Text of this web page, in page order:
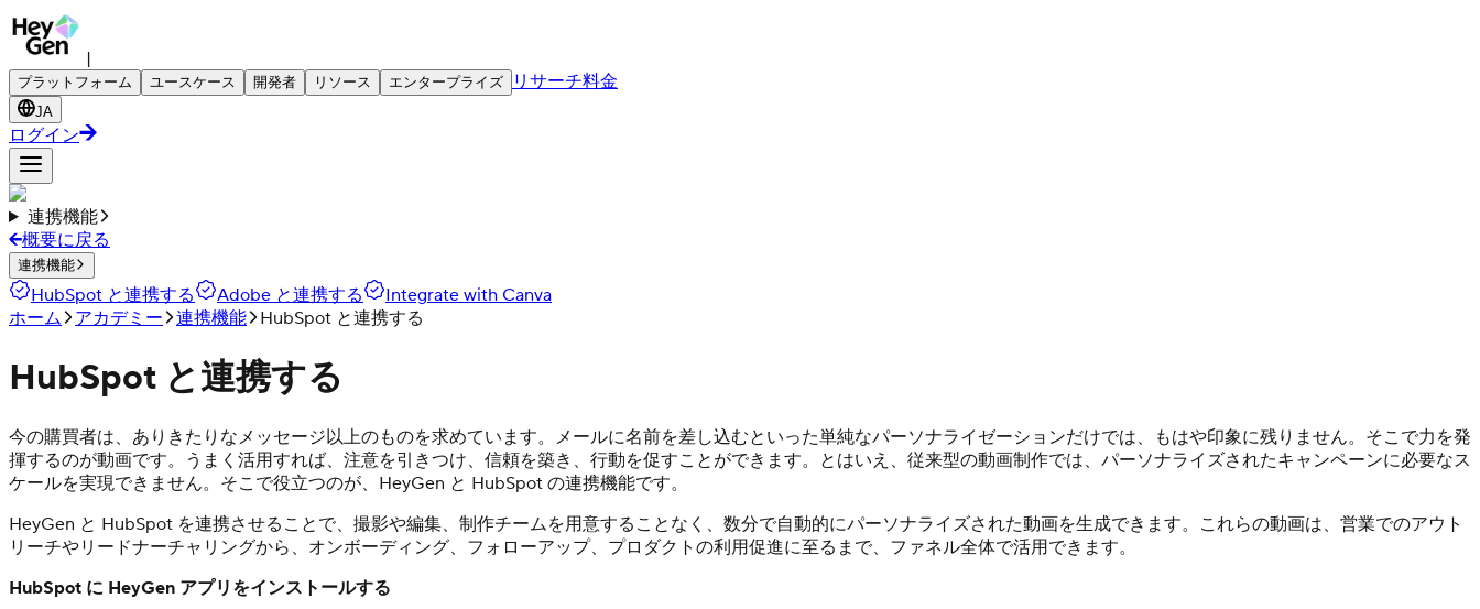
|
プラットフォーム ユースケース 開発者 リソース エンタープライズ リサーチ料金
JA
ログイン
連携機能
概要に戻る
連携機能
HubSpot と連携する Adobe と連携する
Integrate with Canva
ホーム
アカデミー 連携機能 HubSpot と連携する
HubSpot と連携する
今の購買者は、ありきたりなメッセージ以上のものを求めています。メールに名前を差し込むといった単純なパーソナライゼーションだけでは、もはや印象に残りません。そこで力を発
揮するのが動画です。うまく活用すれば、注意を引きつけ、信頼を築き、行動を促すことができます。とはいえ、従来型の動画制作では、パーソナライズされたキャンペーンに必要なス
ケールを実現できません。そこで役立つのが、HeyGen と HubSpot の連携機能です。
HeyGen と HubSpot を連携させることで、撮影や編集、制作チームを用意することなく、数分で自動的にパーソナライズされた動画を生成できます。これらの動画は、営業でのアウト
リーチやリードナーチャリングから、オンボーディング、フォローアップ、プロダクトの利用促進に至るまで、ファネル全体で活用できます。
HubSpot に HeyGen アプリをインストールする